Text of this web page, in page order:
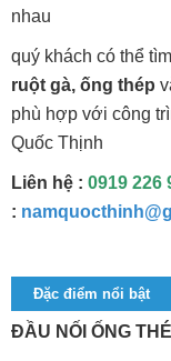
nhau
quý khách có thể
ruột gà, ống thép
phù hợp với công
Quốc Thịnh
Liên hệ : 0919 226
:
Đặc điểm nổi bật
ĐẦU NỐI ỐNG